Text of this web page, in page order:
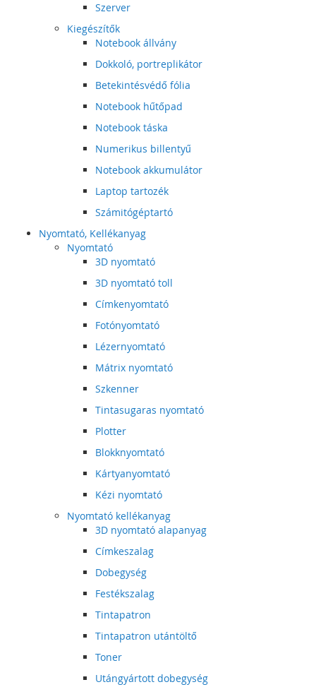
Szerver
Kiegészítők
Notebook állvány
Dokkoló, portreplikátor
Betekintésvédő fólia
Notebook hűtőpad
Notebook táska
Numerikus billentyű
Notebook akkumulátor
Laptop tartozék
Számitógéptartó
Nyomtató, Kellékanyag
Nyomtató
3D nyomtató
3D nyomtató toll
Címkenyomtató
Fotónyomtató
Lézernyomtató
Mátrix nyomtató
Szkenner
Tintasugaras nyomtató
Plotter
Blokknyomtató
Kártyanyomtató
Kézi nyomtató
Nyomtató kellékanyag
3D nyomtató alapanyag
Címkeszalag
Dobegység
Festékszalag
Tintapatron
Tintapatron utántöltő
Toner
Utángyártott dobegység